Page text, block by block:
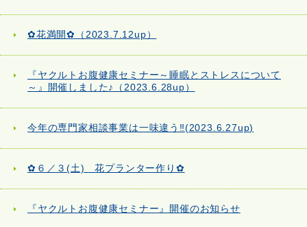
✿花満開✿（2023.7.12up）
『ヤクルトお腹健康セミナー～睡眠とストレスについて
～』開催しました♪（2023.6.28up）
今年の専門家相談事業は一味違う‼(2023.6.27up)
✿６／３(土) 花プランター作り✿
『ヤクルトお腹健康セミナー』開催のお知らせ